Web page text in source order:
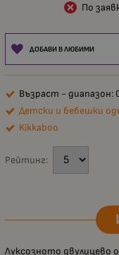
По
ДОБАВИ В ЛЮБИМИ
Възраст - диапазон:
Детски и бебешки
Kikkaboo
Рейтинг:
Луксозното двулицево